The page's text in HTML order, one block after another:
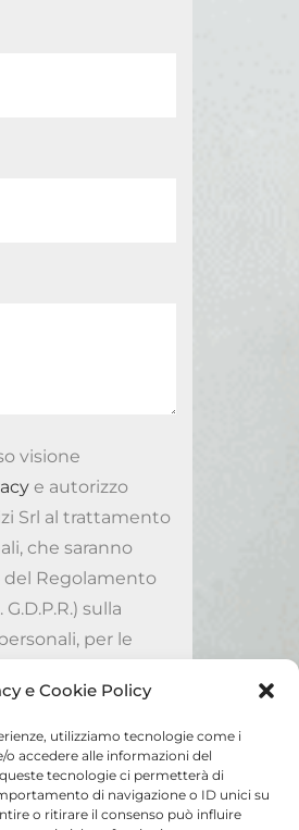
e Cookie Policy
utilizziamo tecnologie come i
accedere alle informazioni del
tecnologie ci permetterà di
di navigazione o ID unici su
o ritirare il consenso può influire
visione
e autorizzo
Srl al trattamento
che saranno
del Regolamento
sulla
per le
Invia